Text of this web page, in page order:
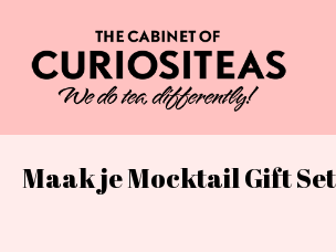
Maak je Mocktail Gift Set